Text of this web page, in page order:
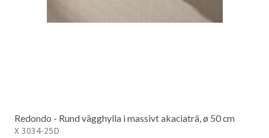
Redondo - Rund vägghylla i massivt akaciaträ, ø 50 cm
X 3034-25D